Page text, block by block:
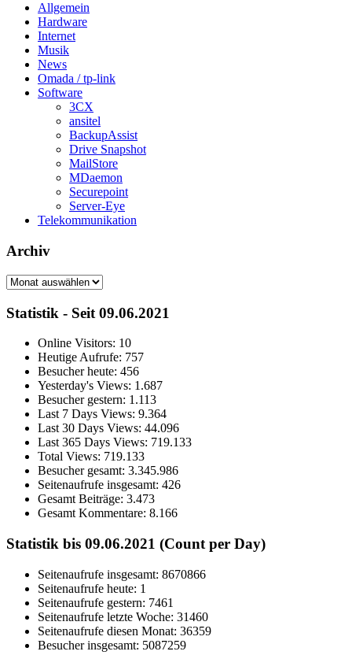
Allgemein
Hardware
Internet
Musik
News
Omada / tp-link
Software
3CX
ansitel
BackupAssist
Drive Snapshot
MailStore
MDaemon
Securepoint
Server-Eye
Telekommunikation
Archiv
Archiv
Statistik - Seit 09.06.2021
Online Visitors: 10
Heutige Aufrufe: 757
Besucher heute: 456
Yesterday's Views: 1.687
Besucher gestern: 1.113
Last 7 Days Views: 9.364
Last 30 Days Views: 44.096
Last 365 Days Views: 719.133
Total Views: 719.133
Besucher gesamt: 3.345.986
Seitenaufrufe insgesamt: 426
Gesamt Beiträge: 3.473
Gesamt Kommentare: 8.166
Statistik bis 09.06.2021 (Count per Day)
Seitenaufrufe insgesamt: 8670866
Seitenaufrufe heute: 1
Seitenaufrufe gestern: 7461
Seitenaufrufe letzte Woche: 31460
Seitenaufrufe diesen Monat: 36359
Besucher insgesamt: 5087259